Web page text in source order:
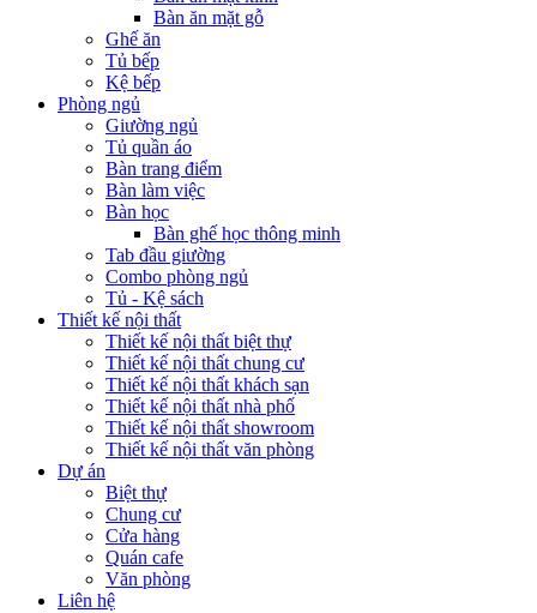
Bàn ăn mặt gỗ
Ghế ăn
Tủ bếp
Kệ bếp
Phòng ngủ
Giường ngủ
Tủ quần áo
Bàn trang điểm
Bàn làm việc
Bàn học
Bàn ghế học thông minh
Tab đầu giường
Combo phòng ngủ
Tủ - Kệ sách
Thiết kế nội thất
Thiết kế nội thất biệt thự
Thiết kế nội thất chung cư
Thiết kế nội thất khách sạn
Thiết kế nội thất nhà phố
Thiết kế nội thất showroom
Thiết kế nội thất văn phòng
Dự án
Biệt thự
Chung cư
Cửa hàng
Quán cafe
Văn phòng
Liên hệ